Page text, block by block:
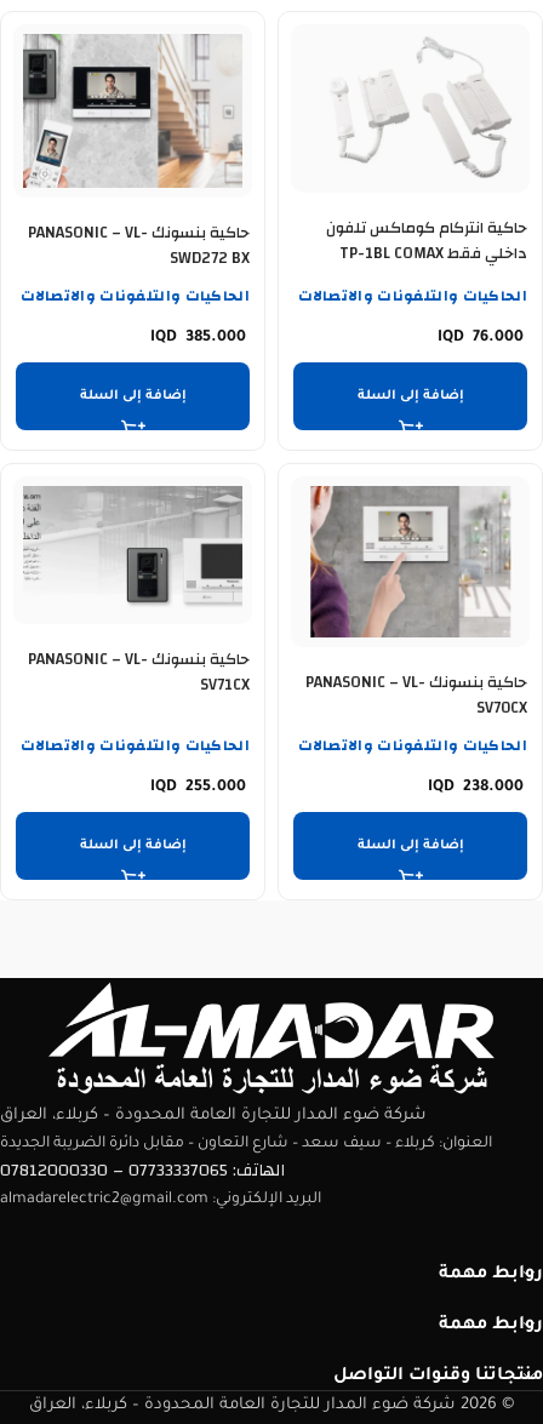
حاكية انتركام كوماكس تلفون
داخلي فقط TP-1BL COMAX
الحاكيات والتلفونات والاتصالات
76.000
إضافة إلى السلة
حاكية بنسونك PANASONIC – VL-
SWD272 BX
الحاكيات والتلفونات والاتصالات
385.000
إضافة إلى السلة
حاكية بنسونك PANASONIC – VL-
SV70CX
الحاكيات والتلفونات والاتصالات
238.000
إضافة إلى السلة
حاكية بنسونك PANASONIC – VL-
SV71CX
الحاكيات والتلفونات والاتصالات
255.000
إضافة إلى السلة
شركة ضوء المدار للتجارة العامة المحدودة – كربلاء، العراق
العنوان: كربلاء – سيف سعد – شارع التعاون – مقابل دائرة الضريبة الجديدة
الهاتف: 07733337065 – 07812000330
البريد الإلكتروني: almadarelectric2@gmail.com
روابط مهمة
روابط مهمة
منتجاتنا وقنوات التواصل
© 2026 شركة ضوء المدار للتجارة العامة المحدودة – كربلاء، العراق